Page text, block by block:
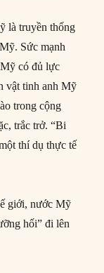
là truyền thống
Sức mạnh
có đủ lực
vật tinh anh Mỹ
trong cộng
trắc trở. “Bi
thí dụ thực tế
giới, nước Mỹ
hối” đi lên